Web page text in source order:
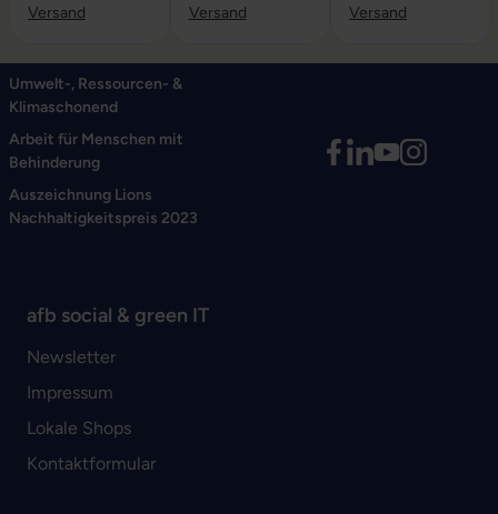
Versand
Versand
Versand
Umwelt-, Ressourcen- &
Klimaschonend
Arbeit für Menschen mit
Behinderung
Auszeichnung Lions
Nachhaltigkeitspreis 2023
afb social & green IT
Newsletter
Impressum
Lokale Shops
Kontaktformular